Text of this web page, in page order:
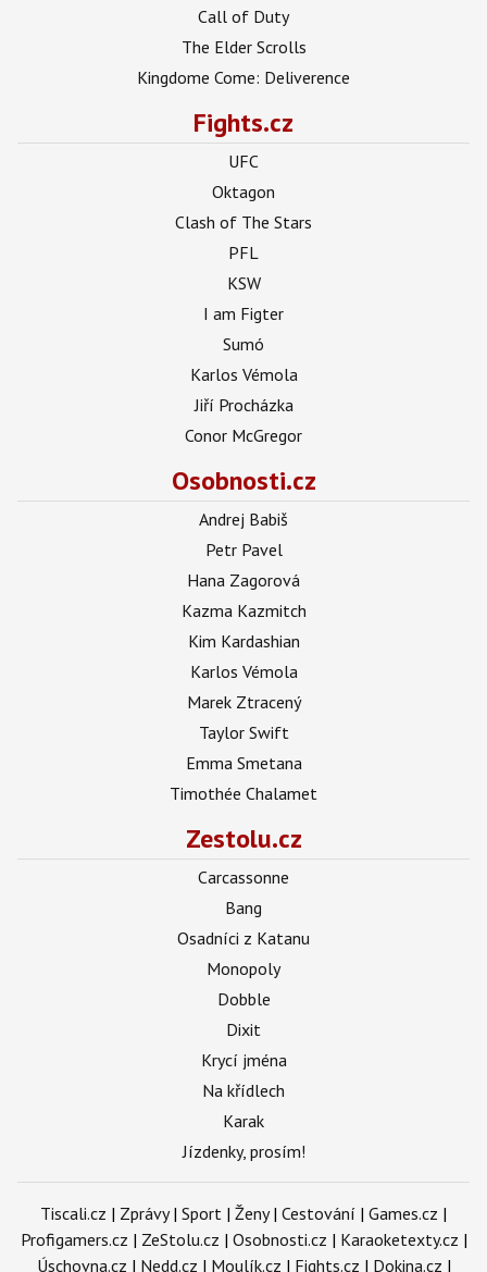
Call of Duty
The Elder Scrolls
Kingdome Come: Deliverence
Fights.cz
UFC
Oktagon
Clash of The Stars
PFL
KSW
I am Figter
Sumó
Karlos Vémola
Jiří Procházka
Conor McGregor
Osobnosti.cz
Andrej Babiš
Petr Pavel
Hana Zagorová
Kazma Kazmitch
Kim Kardashian
Karlos Vémola
Marek Ztracený
Taylor Swift
Emma Smetana
Timothée Chalamet
Zestolu.cz
Carcassonne
Bang
Osadníci z Katanu
Monopoly
Dobble
Dixit
Krycí jména
Na křídlech
Karak
Jízdenky, prosím!
Tiscali.cz | Zprávy| Sport | Ženy| Cestování | Games.cz |
Profigamers.cz | ZeStolu.cz | Osobnosti.cz | Karaoketexty.cz |
Úschovna.cz | Nedd.cz | Moulík.cz | Fights.cz | Dokina.cz |